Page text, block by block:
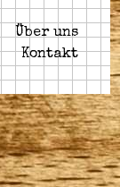
Über uns
Kontakt